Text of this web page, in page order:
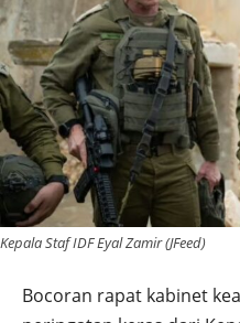
Kepala Staf IDF Eyal Zamir (JFeed)
Bocoran rapat kabinet